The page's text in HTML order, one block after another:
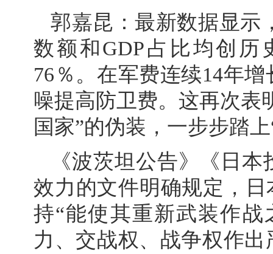
郭嘉昆：最新数据显示
数额和GDP占比均创
76％。在军费连续14年
噪提高防卫费。这再次表
国家”的伪装，一步步踏
《波茨坦公告》《日
效力的文件明确规定，
持“能使其重新武装作
力、交战权、战争权作